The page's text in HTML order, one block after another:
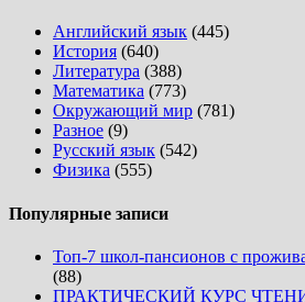
Английский язык (445)
История (640)
Литература (388)
Математика (773)
Окружающий мир (781)
Разное (9)
Русский язык (542)
Физика (555)
Популярные записи
Топ-7 школ-пансионов с
(88)
ПРАКТИЧЕСКИЙ КУРС